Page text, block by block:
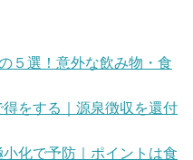
５選！意外な飲み物・食
をする｜源泉徴収を還付
化で予防｜ポイントは食